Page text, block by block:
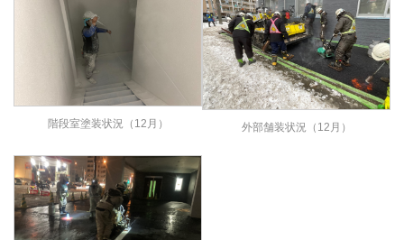
階段室塗装状況（12月） 外部舗装状況（12月）